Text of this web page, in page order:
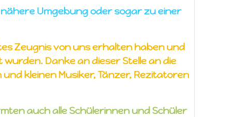
Umgebung oder sogar zu einer
Zeugnis von uns erhalten haben und
Danke an dieser Stelle an die
kleinen Musiker, Tänzer, Rezitatoren
auch alle Schülerinnen und Schüler